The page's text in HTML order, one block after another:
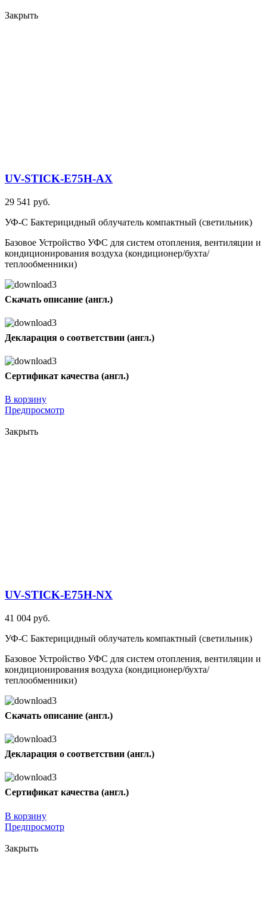
Закрыть
UV-STICK-E75H-AX
29 541 руб.
УФ-С Бактерицидный облучатель компактный (светильник)
Базовое Устройство УФС для систем отопления, вентиляции и
кондиционирования воздуха (кондиционер/бухта/
теплообменники)
Скачать описание (англ.)
Декларация о соответствии (англ.)
Сертификат качества (англ.)
В корзину
Предпросмотр
Закрыть
UV-STICK-E75H-NX
41 004 руб.
УФ-С Бактерицидный облучатель компактный (светильник)
Базовое Устройство УФС для систем отопления, вентиляции и
кондиционирования воздуха (кондиционер/бухта/
теплообменники)
Скачать описание (англ.)
Декларация о соответствии (англ.)
Сертификат качества (англ.)
В корзину
Предпросмотр
Закрыть